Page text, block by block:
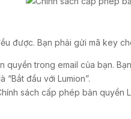
được. Bạn phải gửi mã key
quyền trong email của bạn.
“Bắt đầu với Lumion”.